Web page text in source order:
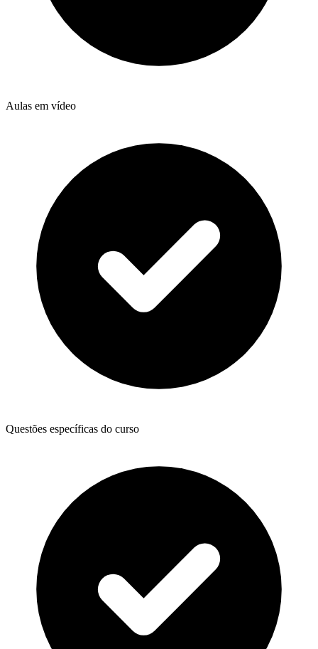
Aulas em vídeo
Questões específicas do curso